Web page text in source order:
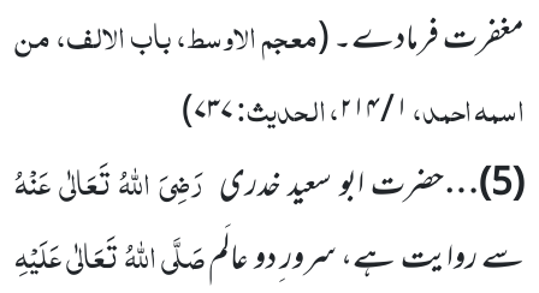
مغفرت فرمادے۔(معجم الاوسط، باب الالف، من
اسمہ احمد،۱/۲۱۴، الحدیث:۷۳۷)
(
5
)…حضرت ابو سعید خدری رَضِیَ اللہُ تَعَالٰی عَنْہُ
سے روایت ہے، سرور ِدو عالَمصَلَّی اللہُ تَعَالٰی عَلَیْہِ